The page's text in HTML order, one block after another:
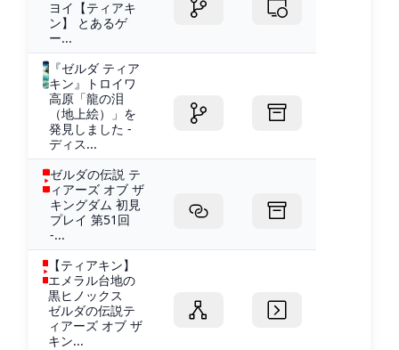
ヨイ【ティアキ
ン】 とあるゲ
ー...
『ゼルダ ティア
キン』トロイワ
高原「龍の泪
（地上絵）」を
発見しました -
ディス...
ゼルダの伝説 テ
ィアーズ オブ ザ
キングダム 初見
プレイ 第51回
-...
【ティアキン】
エメラル台地の
黒ヒノックス
ゼルダの伝説テ
ィアーズ オブ ザ
キン...